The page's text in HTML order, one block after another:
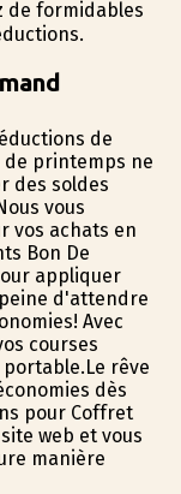
de formidables
de
de printemps ne
des soldes
vous
vos achats en
Bon De
appliquer
d'attendre
Avec
courses
rêve
dès
pour Coffret
web et vous
manière